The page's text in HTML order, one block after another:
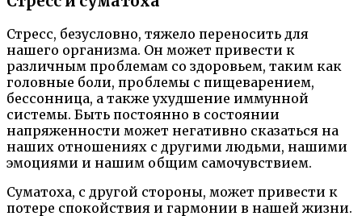
Стресс, безусловно, тяжело переносить для
нашего организма. Он может привести к
различным проблемам со здоровьем, таким как
головные боли, проблемы с пищеварением,
бессонница, а также ухудшение иммунной
системы. Быть постоянно в состоянии
напряженности может негативно сказаться на
наших отношениях с другими людьми, нашими
эмоциями и нашим общим самочувствием.
Суматоха, с другой стороны, может привести к
потере спокойствия и гармонии в нашей жизни.